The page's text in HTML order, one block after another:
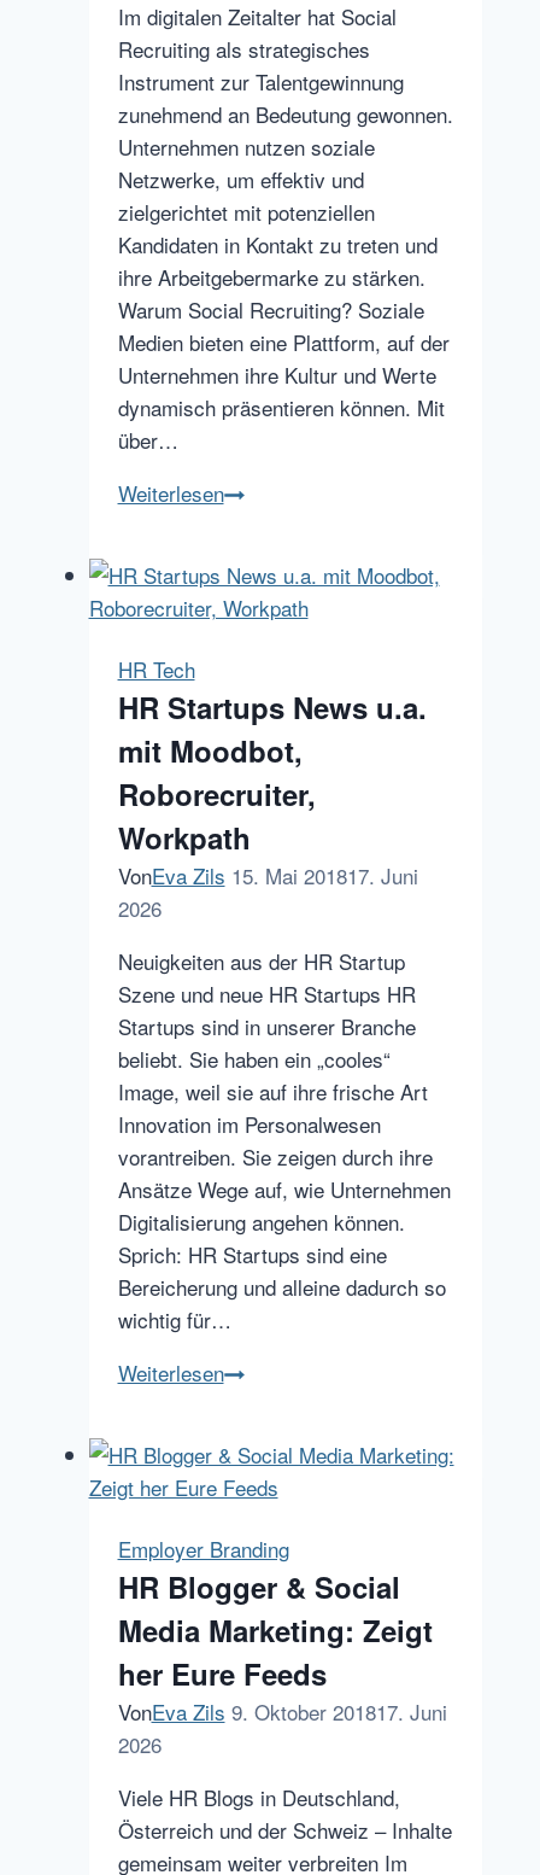
Im digitalen Zeitalter hat Social
Recruiting als strategisches
Instrument zur Talentgewinnung
zunehmend an Bedeutung gewonnen.
Unternehmen nutzen soziale
Netzwerke, um effektiv und
zielgerichtet mit potenziellen
Kandidaten in Kontakt zu treten und
ihre Arbeitgebermarke zu stärken.
Warum Social Recruiting? Soziale
Medien bieten eine Plattform, auf der
Unternehmen ihre Kultur und Werte
dynamisch präsentieren können. Mit
über…
WeiterlesenSocial
moderne
Strategie
HR Tech
HR Startups News u.a.
mit Moodbot,
Roborecruiter,
Workpath
VonEva Zils 15. Mai 201817. Juni
2026
Neuigkeiten aus der HR Startup
Szene und neue HR Startups HR
Startups sind in unserer Branche
beliebt. Sie haben ein „cooles“
Image, weil sie auf ihre frische Art
Innovation im Personalwesen
vorantreiben. Sie zeigen durch ihre
Ansätze Wege auf, wie Unternehmen
Digitalisierung angehen können.
Sprich: HR Startups sind eine
Bereicherung und alleine dadurch so
wichtig für…
WeiterlesenHR
u.a.
mit
Moodbot,
Roborecruiter,
Workpath
Employer Branding
HR Blogger & Social
Media Marketing: Zeigt
her Eure Feeds
VonEva Zils 9. Oktober 201817. Juni
2026
Viele HR Blogs in Deutschland,
Österreich und der Schweiz – Inhalte
gemeinsam weiter verbreiten Im